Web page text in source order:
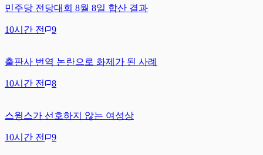
민주당 전당대회 8월 8일 합산 결과
10시간 전 9
출판사 번역 논란으로 화제가 된 사례
10시간 전 8
스윙스가 선호하지 않는 여성상
10시간 전 9